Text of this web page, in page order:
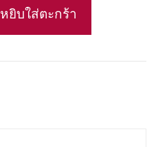
หยิบใส่ตะกร้า